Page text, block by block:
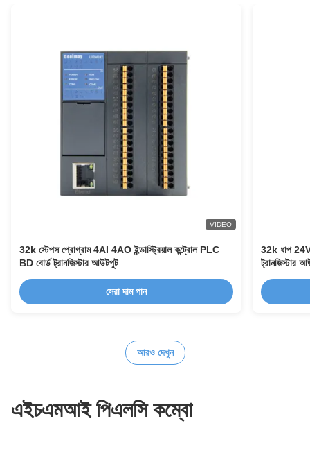
VIDEO
32k স্টেপস প্রোগ্রাম 4AI 4AO ইন্ডাস্ট্রিয়াল কন্ট্রোল PLC
BD বোর্ড ট্রানজিস্টার আউটপুট
সেরা দাম পান
32k ধাপ
ট্রানজিস্টার
আরও দেখুন
এইচএমআই পিএলসি কম্বো